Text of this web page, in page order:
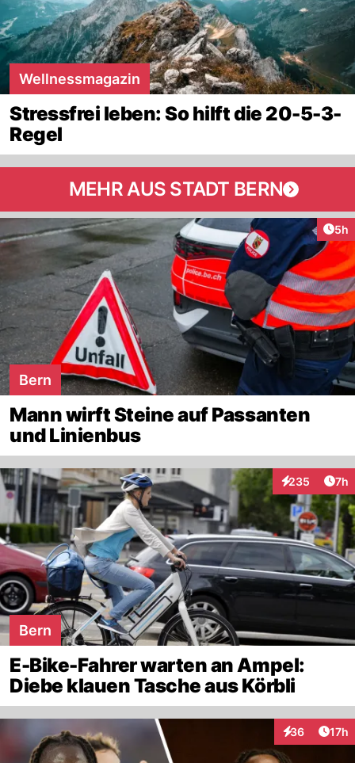
Wellnessmagazin
Stressfrei leben: So hilft die 20-5-3-
Regel
MEHR AUS STADT BERN
5h
Bern
Mann wirft Steine auf Passanten
und Linienbus
235
Interaktionen
7h
Bern
E-Bike-Fahrer warten an Ampel:
Diebe klauen Tasche aus Körbli
36
Interaktionen
17h